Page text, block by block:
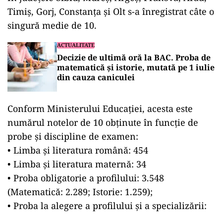
Timiș, Gorj, Constanța și Olt s-a înregistrat câte o
singură medie de 10.
ACTUALITATE
Decizie de ultimă oră la BAC. Proba de
matematică și istorie, mutată pe 1 iulie
din cauza caniculei
Conform Ministerului Educației, acesta este
numărul notelor de 10 obținute în funcție de
probe și discipline de examen:
• Limba și literatura română: 454
• Limba și literatura maternă: 34
• Proba obligatorie a profilului: 3.548
(Matematică: 2.289; Istorie: 1.259);
• Proba la alegere a profilului și a specializării: